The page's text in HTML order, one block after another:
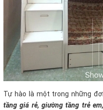
Tự hào là một trong những
tầng giá rẻ, giường tầng trẻ